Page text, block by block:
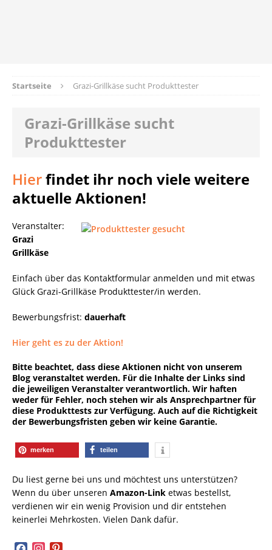
Startseite Grazi-Grillkäse sucht Produkttester
Grazi-Grillkäse sucht
Produkttester
Hierfindet ihr noch viele weitere
aktuelle Aktionen!
Veranstalter:
Grazi
Grillkäse
Einfach über das Kontaktformular anmelden und mit etwas
Glück Grazi-Grillkäse Produkttester/in werden.
Bewerbungsfrist: dauerhaft
Hier geht es zu der Aktion!
Bitte beachtet, dass diese Aktionen nicht von unserem
Blog veranstaltet werden. Für die Inhalte der Links sind
die jeweiligen Veranstalter verantwortlich. Wir haften
weder für Fehler, noch stehen wir als Ansprechpartner für
diese Produkttests zur Verfügung. Auch auf die Richtigkeit
der Bewerbungsfristen geben wir keine Garantie.
merken teilen
Du liest gerne bei uns und möchtest uns unterstützen?
Wenn du über unseren Amazon-Link etwas bestellst,
verdienen wir ein wenig Provision und dir entstehen
keinerlei Mehrkosten. Vielen Dank dafür.
facebookinstagram
pinterest